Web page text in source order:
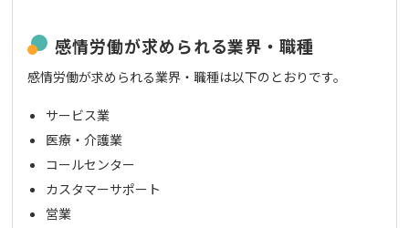
感情労働が求められる業界・職種
感情労働が求められる業界・職種は以下のとおりです。
サービス業
医療・介護業
コールセンター
カスタマーサポート
営業